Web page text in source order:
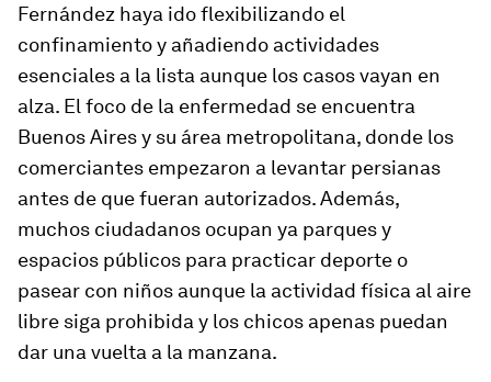
Fernández haya ido flexibilizando el
confinamiento y añadiendo actividades
esenciales a la lista aunque los casos vayan en
alza. El foco de la enfermedad se encuentra
Buenos Aires y su área metropolitana, donde los
comerciantes empezaron a levantar persianas
antes de que fueran autorizados. Además,
muchos ciudadanos ocupan ya parques y
espacios públicos para practicar deporte o
pasear con niños aunque la actividad física al aire
libre siga prohibida y los chicos apenas puedan
dar una vuelta a la manzana.